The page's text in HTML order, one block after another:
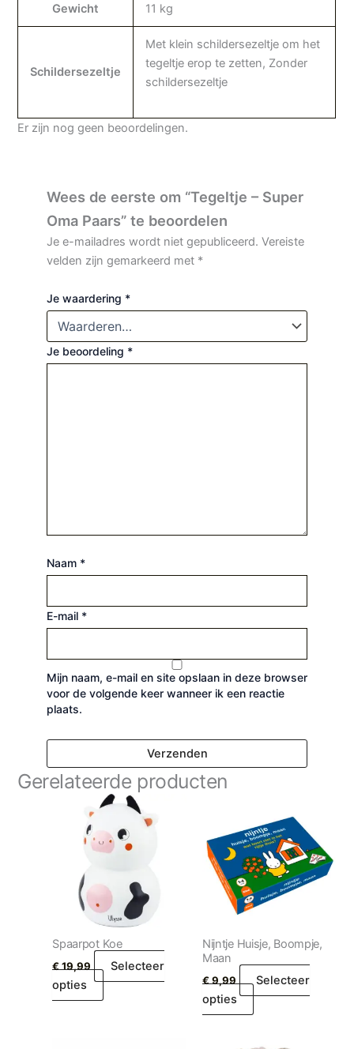
Gewicht 11 kg
Schildersezeltje
Met klein schildersezeltje om het
tegeltje erop te zetten, Zonder
schildersezeltje
Er zijn nog geen beoordelingen.
Wees de eerste om “Tegeltje – Super
Oma Paars” te beoordelen
Je e-mailadres wordt niet gepubliceerd. Vereiste
velden zijn gemarkeerd met *
Je waardering *
Je beoordeling *
Naam *
E-mail *
Mijn naam, e-mail en site opslaan in deze browser
voor de volgende keer wanneer ik een reactie
plaats.
Gerelateerde producten
Spaarpot Koe
€19,99
Selecteer
opties
Nijntje Huisje, Boompje,
Maan
€9,99
Selecteer
opties